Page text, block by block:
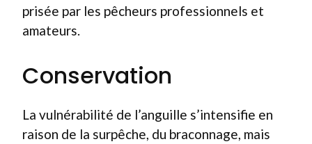
prisée par les pêcheurs professionnels et
amateurs.
Conservation
La vulnérabilité de l’anguille s’intensifie en
raison de la surpêche, du braconnage, mais